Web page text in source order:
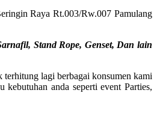
Raya Rt.003/Rw.007 Pamulang
Stand Rope, Genset, Dan lain
lagi berbagai konsumen kami
anda seperti event Parties,